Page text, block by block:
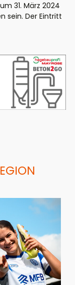
31. März 2024
sein. Der Eintritt